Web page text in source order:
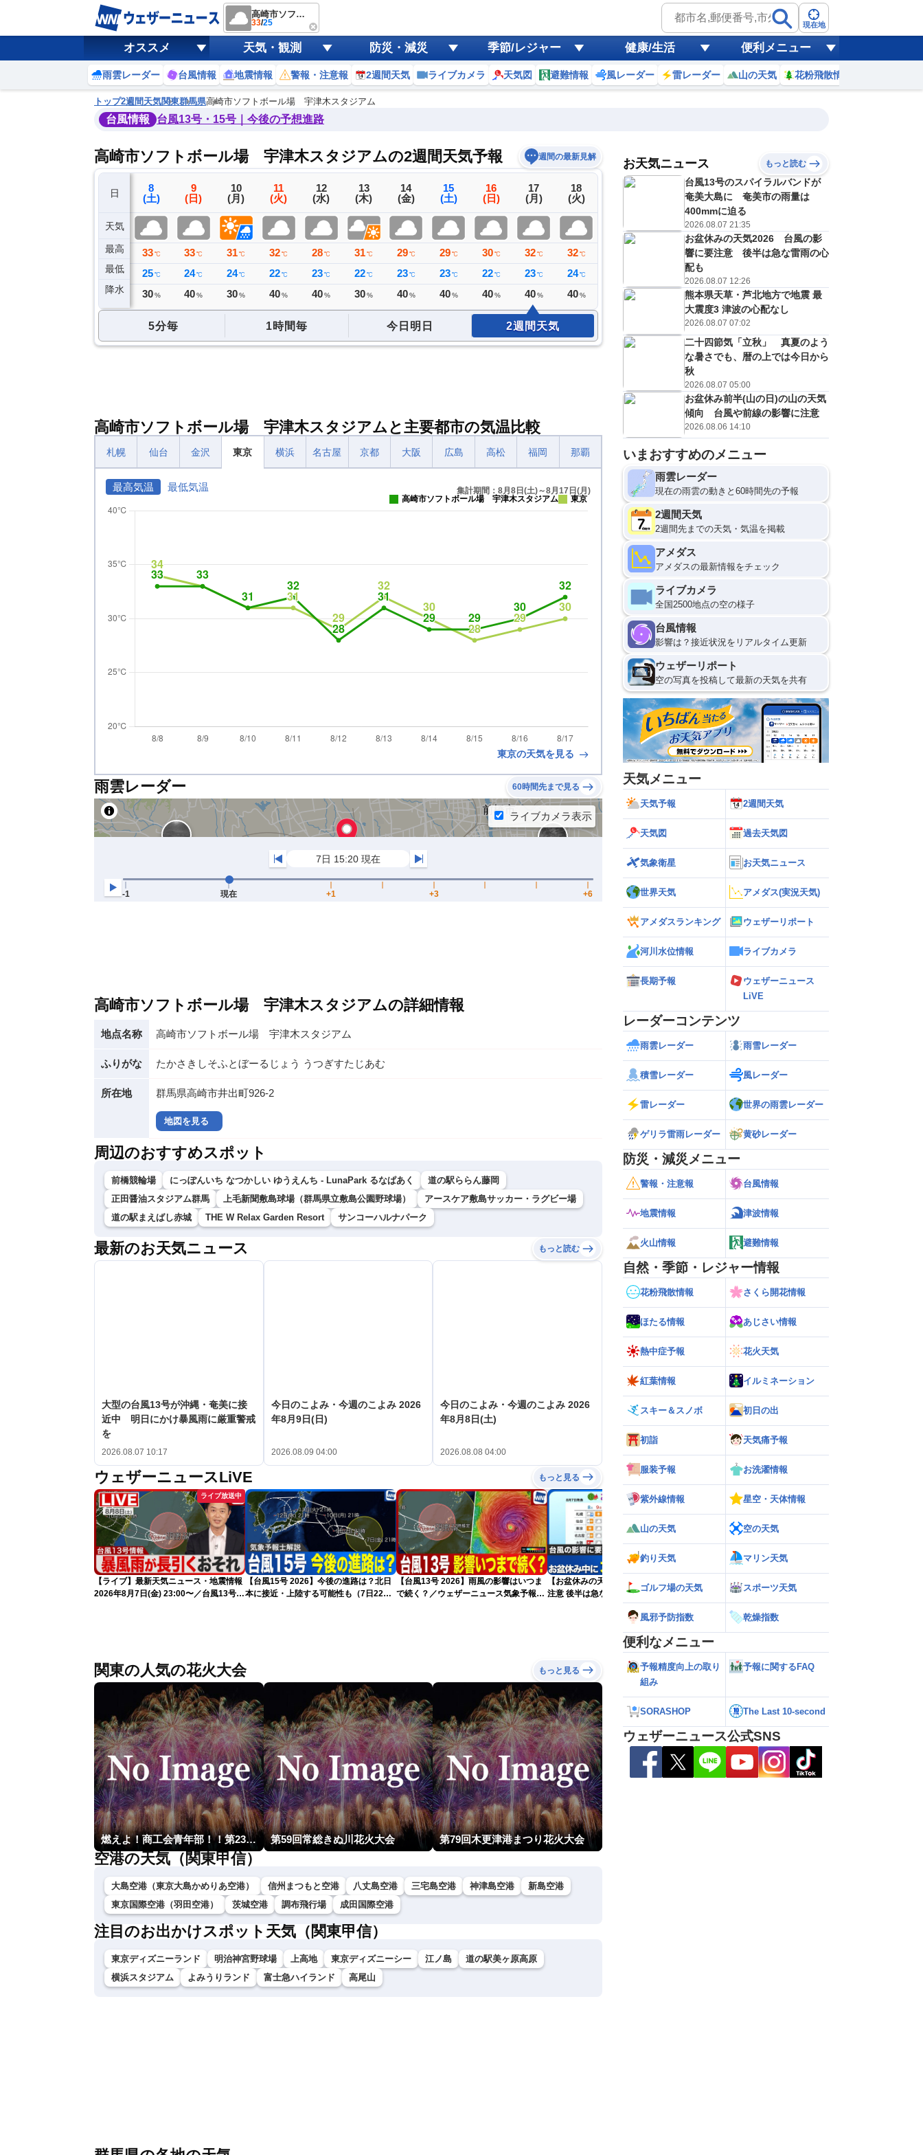
高崎市ソフトボール場 宇津木スタジアム
33/25 現在地
オススメ 天気・観測 防災・減災 季節/レジャー 健康/生活 便利メニュー
雨雲レーダー 台風情報 地震情報 警報・注意報 2週間天気 ライブカメラ 天気図 避難情報 風レーダー 雷レーダー 山の天気 花粉飛散情報
トップ2週間天気関東群馬県高崎市ソフトボール場 宇津木スタジアム
台風情報 台風13号・15号｜今後の予想進路
高崎市ソフトボール場 宇津木スタジアムの2週間天気予報 週間の最新見解
日
天気
最高
最低
降水
7
(金)
33℃
25℃
ミリ
8
(土)
33 ℃
25 ℃
30 %
9
(日)
33 ℃
24℃
40 %
10
(月)
31 ℃
24℃
30 %
11
(火)
32 ℃
22 ℃
40 %
12
(水)
28℃
23℃
40%
13
(木)
31℃
22℃
30%
14
(金)
29℃
23℃
40%
15
(土)
29℃
23℃
40%
16
(日)
30 ℃
22 ℃
40 %
17
(月)
32 ℃
23 ℃
40 %
18
(火)
32 ℃
24 ℃
40 %
19
%
21
(金)
E
33℃
24
30%
22
(土)
E
31℃
40%
予報の
信頼度
B
C
D
5分毎 1時間毎 今日明日 2週間天気
高崎市ソフトボール場 宇津木スタジアムと主要都市の気温比較
札幌 仙台 金沢 東京 横浜 名古屋 京都 大阪 広島 高松 福岡 那覇
最高気温 最低気温
集計期間：8月8日(土)～8月17日(月)
高崎市ソフトボール場 宇津木スタジアム
東京
東京の天気を見る
雨雲レーダー 60時間先まで見る
高崎市ソフトボール場 宇津木スタジアムの詳細情報
地点名称 高崎市ソフトボール場 宇津木スタジアム
ふりがな たかさきしそふとぼーるじょう うつぎすたじあむ
所在地 群馬県高崎市井出町926-2
地図を見る
周辺のおすすめスポット
前橋競輪場 にっぽんいち なつかしい ゆうえんち - LunaPark るなぱあく
道の駅ららん藤岡
正田醤油スタジアム群馬
上毛新聞敷島球場（群馬県立敷島公園野球場）
アースケア敷島サッカー・ラグビー場
道の駅まえばし赤城
THE W Relax Garden Resort サンコーハルナパーク
最新のお天気ニュース もっと読む
大型の台風13号が沖縄・奄美に接
近中 明日にかけ暴風雨に厳重警戒
を
2026.08.07 10:17
今日のこよみ・今週のこよみ 2026
年8月9日(日)
2026.08.09 04:00
今日のこよみ・今週のこよみ 2026
年8月8日(土)
2026.08.08 04:00
ウェザーニュースLiVE もっと見る
ライブ放送中
【ライブ】最新天気ニュース・地震情報
2026年8月7日(金) 23:00〜／台風13号の
【台風15号 2026】今後の進路は？北日
本に接近・上陸する可能性も（7日22時
【台風13号 2026】雨風の影響はいつま
で続く？／ウェザーニュース気象予報士
【お盆休みの天気2026】台風の影響に要
注意 後半は急な雷雨の心配も
【ゲリラ雷雨】長野県で1時間に約
100mmの猛烈な雨／気象防災速報・記
録的短時間大雨
関東の人気の花火大会 もっと見る
燃えよ！商工会青年部！！第23回こうのす花火大会 第59回常総きぬ川花火大会 第79回木更津港まつり花火大会
空港の天気（関東甲信）
大島空港（東京大島かめりあ空港） 信州まつもと空港 八丈島空港 三宅島空港 神津島空港
新島空港
東京国際空港（羽田空港）
茨城空港 調布飛行場 成田国際空港
注目のお出かけスポット天気（関東甲信）
東京ディズニーランド 明治神宮野球場 上高地 東京ディズニーシー 江ノ島
道の駅美ヶ原高原
横浜スタジアム
よみうりランド 富士急ハイランド 高尾山
お天気ニュース もっと読む
台風13号のスパイラルバンドが
奄美大島に 奄美市の雨量は
400mmに迫る
2026.08.07 21:35
お盆休みの天気2026 台風の影
響に要注意 後半は急な雷雨の心
配も
2026.08.07 12:26
熊本県天草・芦北地方で地震 最
大震度3 津波の心配なし
2026.08.07 07:02
二十四節気「立秋」 真夏のよう
な暑さでも、暦の上では今日から
秋
2026.08.07 05:00
お盆休み前半(山の日)の山の天気
傾向 台風や前線の影響に注意
2026.08.06 14:10
いまおすすめのメニュー
雨雲レーダー
現在の雨雲の動きと60時間先の予報
2週間天気
2週間先までの天気・気温を掲載
アメダス
アメダスの最新情報をチェック
ライブカメラ
全国2500地点の空の様子
台風情報
影響は？接近状況をリアルタイム更新
ウェザーリポート
空の写真を投稿して最新の天気を共有
天気メニュー
天気予報 2週間天気
天気図 過去天気図
気象衛星 お天気ニュース
世界天気 アメダス(実況天気)
アメダスランキング ウェザーリポート
河川水位情報 ライブカメラ
長期予報
ウェザーニュース
LiVE
レーダーコンテンツ
雨雲レーダー 雨雪レーダー
積雪レーダー 風レーダー
雷レーダー 世界の雨雲レーダー
ゲリラ雷雨レーダー 黄砂レーダー
防災・減災メニュー
警報・注意報 台風情報
地震情報 津波情報
火山情報 避難情報
自然・季節・レジャー情報
花粉飛散情報 さくら開花情報
ほたる情報 あじさい情報
熱中症予報 花火天気
紅葉情報 イルミネーション
スキー＆スノボ 初日の出
初詣 天気痛予報
服装予報 お洗濯情報
紫外線情報 星空・天体情報
山の天気 空の天気
釣り天気 マリン天気
ゴルフ場の天気 スポーツ天気
風邪予防指数 乾燥指数
便利なメニュー
予報精度向上の取り
組み
予報に関するFAQ
SORASHOP The Last 10-second
ウェザーニュース公式SNS